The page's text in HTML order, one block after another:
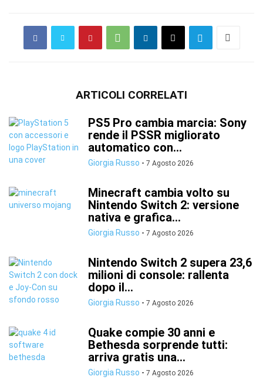
ARTICOLI CORRELATI
PS5 Pro cambia marcia: Sony
rende il PSSR migliorato
automatico con...
Giorgia Russo - 7 Agosto 2026
Minecraft cambia volto su
Nintendo Switch 2: versione
nativa e grafica...
Giorgia Russo - 7 Agosto 2026
Nintendo Switch 2 supera 23,6
milioni di console: rallenta
dopo il...
Giorgia Russo - 7 Agosto 2026
Quake compie 30 anni e
Bethesda sorprende tutti:
arriva gratis una...
Giorgia Russo - 7 Agosto 2026